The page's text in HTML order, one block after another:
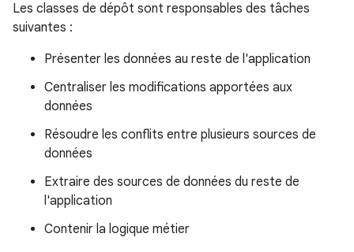
Les classes de dépôt sont responsables des tâches
suivantes :
Présenter les données au reste de l'application
Centraliser les modifications apportées aux
données
Résoudre les conflits entre plusieurs sources de
données
Extraire des sources de données du reste de
l'application
Contenir la logique métier